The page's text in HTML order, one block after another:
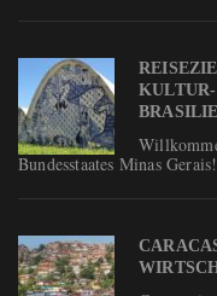
Bundesstaates Minas